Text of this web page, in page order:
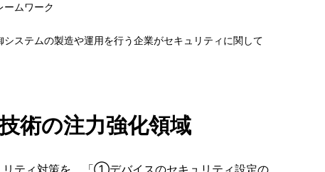
ームワーク
ステムの製造や運用を行う企業がセキュリティに関して
術の注力強化領域